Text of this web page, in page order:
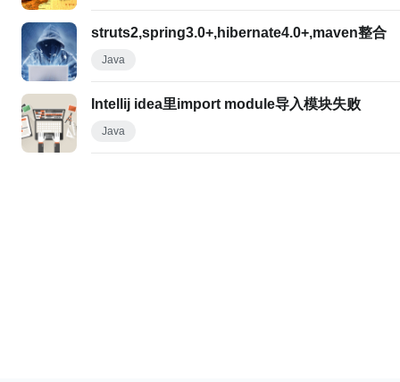
struts2,spring3.0+,hibernate4.0+,maven整合
Java
Intellij idea里import module导入模块失败
Java